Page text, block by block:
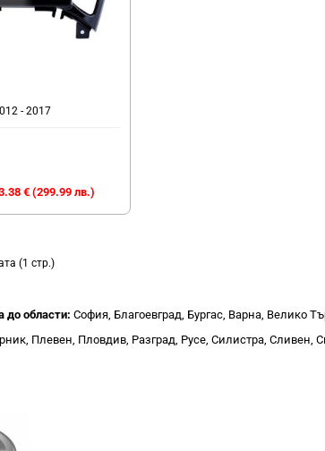
- 2017
€ (299.99 лв.)
(1 стр.)
до области: София, Благоевград, Бургас, Варна, Велико
Плевен, Пловдив, Разград, Русе, Силистра, Сливен,